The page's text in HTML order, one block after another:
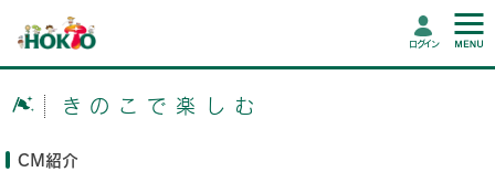
ログイン
きのこで楽しむ
CM紹介